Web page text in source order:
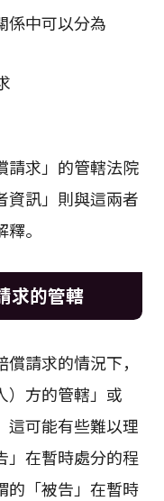
係中可以分為
請求」的管轄法院
資訊」則與這兩者
。
求的管轄
請求的情況下，
）方的管轄」或
這可能有些難以理
」在暫時處分的程
的「被告」在暫時